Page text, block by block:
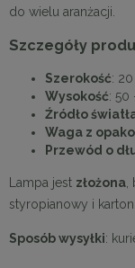
do wielu aranżacji.
Szczegóły
Szerokość:
Wysokość: 50
Źródło
Waga z
Przewód o
Lampa jest złożona
styropianowy i
Sposób wysyłki: